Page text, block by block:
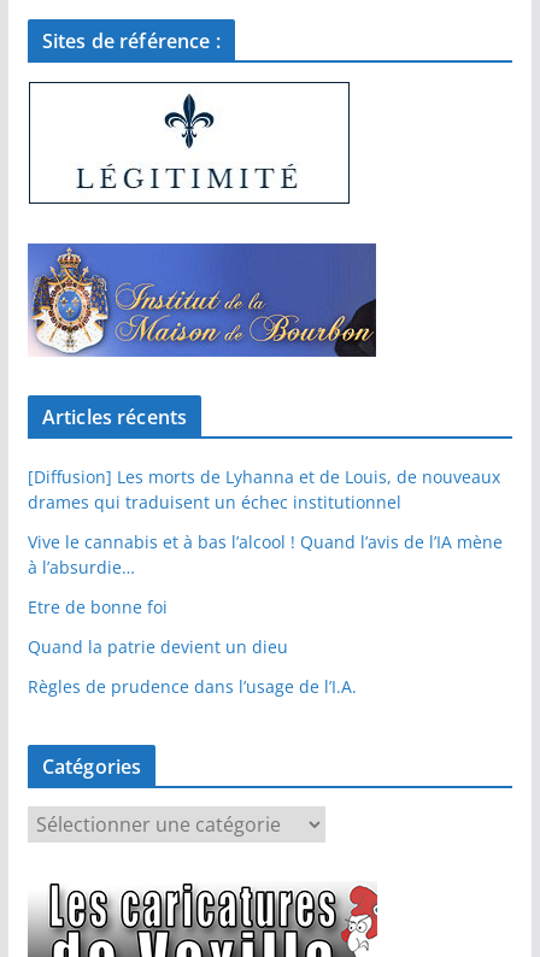
Sites de référence :
Articles récents
[Diffusion] Les morts de Lyhanna et de Louis, de nouveaux
drames qui traduisent un échec institutionnel
Vive le cannabis et à bas l’alcool ! Quand l’avis de l’IA mène
à l’absurdie…
Etre de bonne foi
Quand la patrie devient un dieu
Règles de prudence dans l’usage de l’I.A.
Catégories
a
é
g